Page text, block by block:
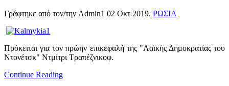
Γράφτηκε από τον/την Admin1 02 Οκτ 2019. ΡΩΣΙΑ
Πρόκειται για τον πρώην επικεφαλή της "Λαϊκής Δημοκρατίας του
Ντονέτσκ" Ντμίτρι Τραπέζνικοφ.
Continue Reading